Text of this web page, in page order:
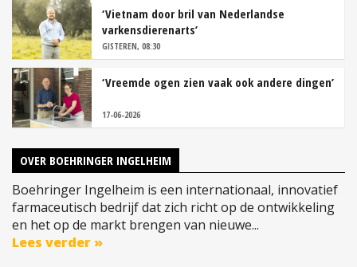
‘Vietnam door bril van Nederlandse
varkensdierenarts’
GISTEREN, 08:30
‘Vreemde ogen zien vaak ook andere dingen’
17-06-2026
OVER BOEHRINGER INGELHEIM
Boehringer Ingelheim is een internationaal, innovatief
farmaceutisch bedrijf dat zich richt op de ontwikkeling
en het op de markt brengen van nieuwe...
Lees verder »